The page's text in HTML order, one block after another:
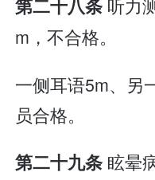
第二十八条 听力
m，不合格。
一侧耳语5m、另
员合格。
第二十九条 眩晕